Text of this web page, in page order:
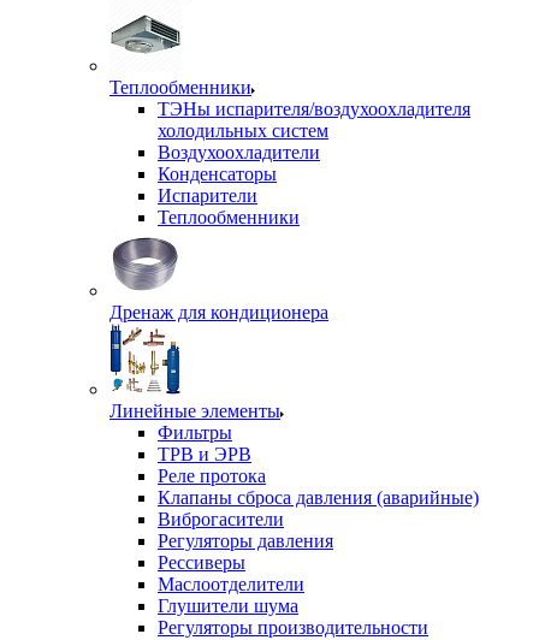
Теплообменники
ТЭНы испарителя/воздухоохладителя
холодильных систем
Воздухоохладители
Конденсаторы
Испарители
Теплообменники
Дренаж для кондиционера
Линейные элементы
Фильтры
ТРВ и ЭРВ
Реле протока
Клапаны сброса давления (аварийные)
Виброгасители
Регуляторы давления
Рессиверы
Маслоотделители
Глушители шума
Регуляторы производительности